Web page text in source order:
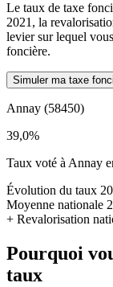
Le taux de taxe
2021, la
levier sur lequel
foncière.
Simuler ma taxe
Annay (58450)
39,0%
Taux voté à Annay
Évolution du taux
Moyenne nationale
+ Revalorisation
Pourquoi
taux